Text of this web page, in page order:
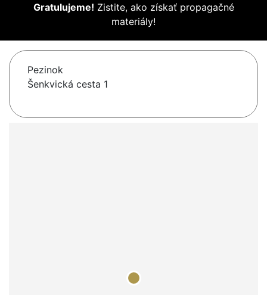
Gratulujeme! Zistite, ako získať propagačné
materiály!
Pezinok
Šenkvická cesta 1